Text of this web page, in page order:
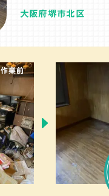
大阪府堺市北区
作業前